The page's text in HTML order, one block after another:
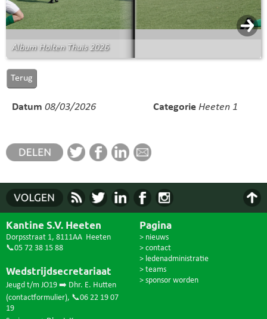
Album Holten Thuis 2026
Datum 08/03/2026 Categorie Heeten 1
Kantine S.V. Heeten
Dorpsstraat 1, 8111AA Heeten
📞05 72 38 15 88
Wedstrijdsecretariaat
Jeugd t/m JO19 ➡️ Dhr. E. Hutten
(contactformulier), 📞06 22 19 07
19
Pagina
> nieuws
> contact
> ledenadministratie
> teams
> sponsor worden